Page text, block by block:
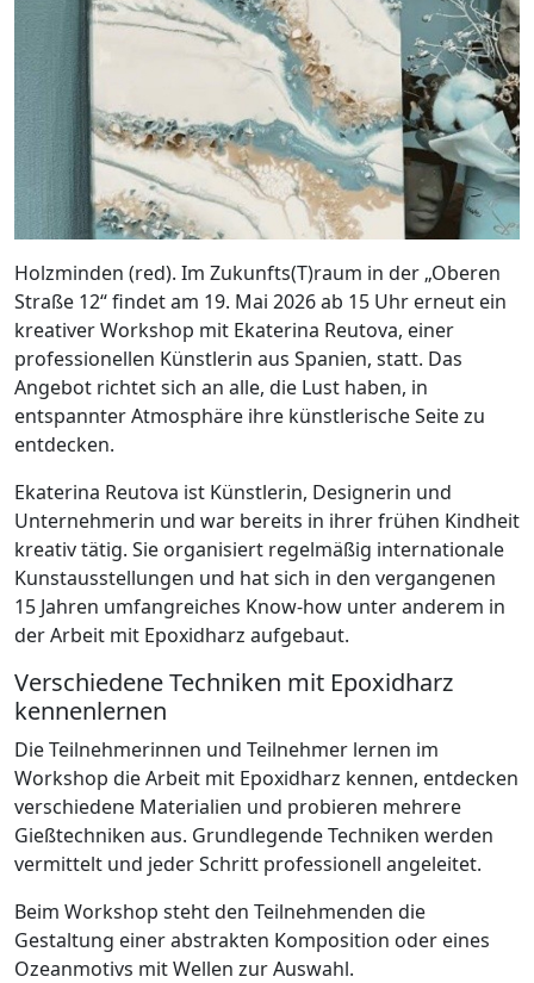
Holzminden (red). Im Zukunfts(T)raum in der „Oberen
Straße 12“ findet am 19. Mai 2026 ab 15 Uhr erneut ein
kreativer Workshop mit Ekaterina Reutova, einer
professionellen Künstlerin aus Spanien, statt. Das
Angebot richtet sich an alle, die Lust haben, in
entspannter Atmosphäre ihre künstlerische Seite zu
entdecken.
Ekaterina Reutova ist Künstlerin, Designerin und
Unternehmerin und war bereits in ihrer frühen Kindheit
kreativ tätig. Sie organisiert regelmäßig internationale
Kunstausstellungen und hat sich in den vergangenen
15 Jahren umfangreiches Know-how unter anderem in
der Arbeit mit Epoxidharz aufgebaut.
Verschiedene Techniken mit Epoxidharz
kennenlernen
Die Teilnehmerinnen und Teilnehmer lernen im
Workshop die Arbeit mit Epoxidharz kennen, entdecken
verschiedene Materialien und probieren mehrere
Gießtechniken aus. Grundlegende Techniken werden
vermittelt und jeder Schritt professionell angeleitet.
Beim Workshop steht den Teilnehmenden die
Gestaltung einer abstrakten Komposition oder eines
Ozeanmotivs mit Wellen zur Auswahl.